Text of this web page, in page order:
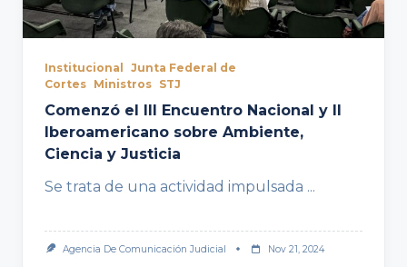
Institucional
Junta Federal de
Cortes Ministros STJ
Comenzó el III Encuentro Nacional y II
Iberoamericano sobre Ambiente,
Ciencia y Justicia
Se trata de una actividad impulsada ...
Agencia De Comunicación Judicial Nov 21, 2024